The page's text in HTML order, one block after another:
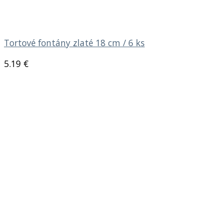
Tortové fontány zlaté 18 cm / 6 ks
5.19 €